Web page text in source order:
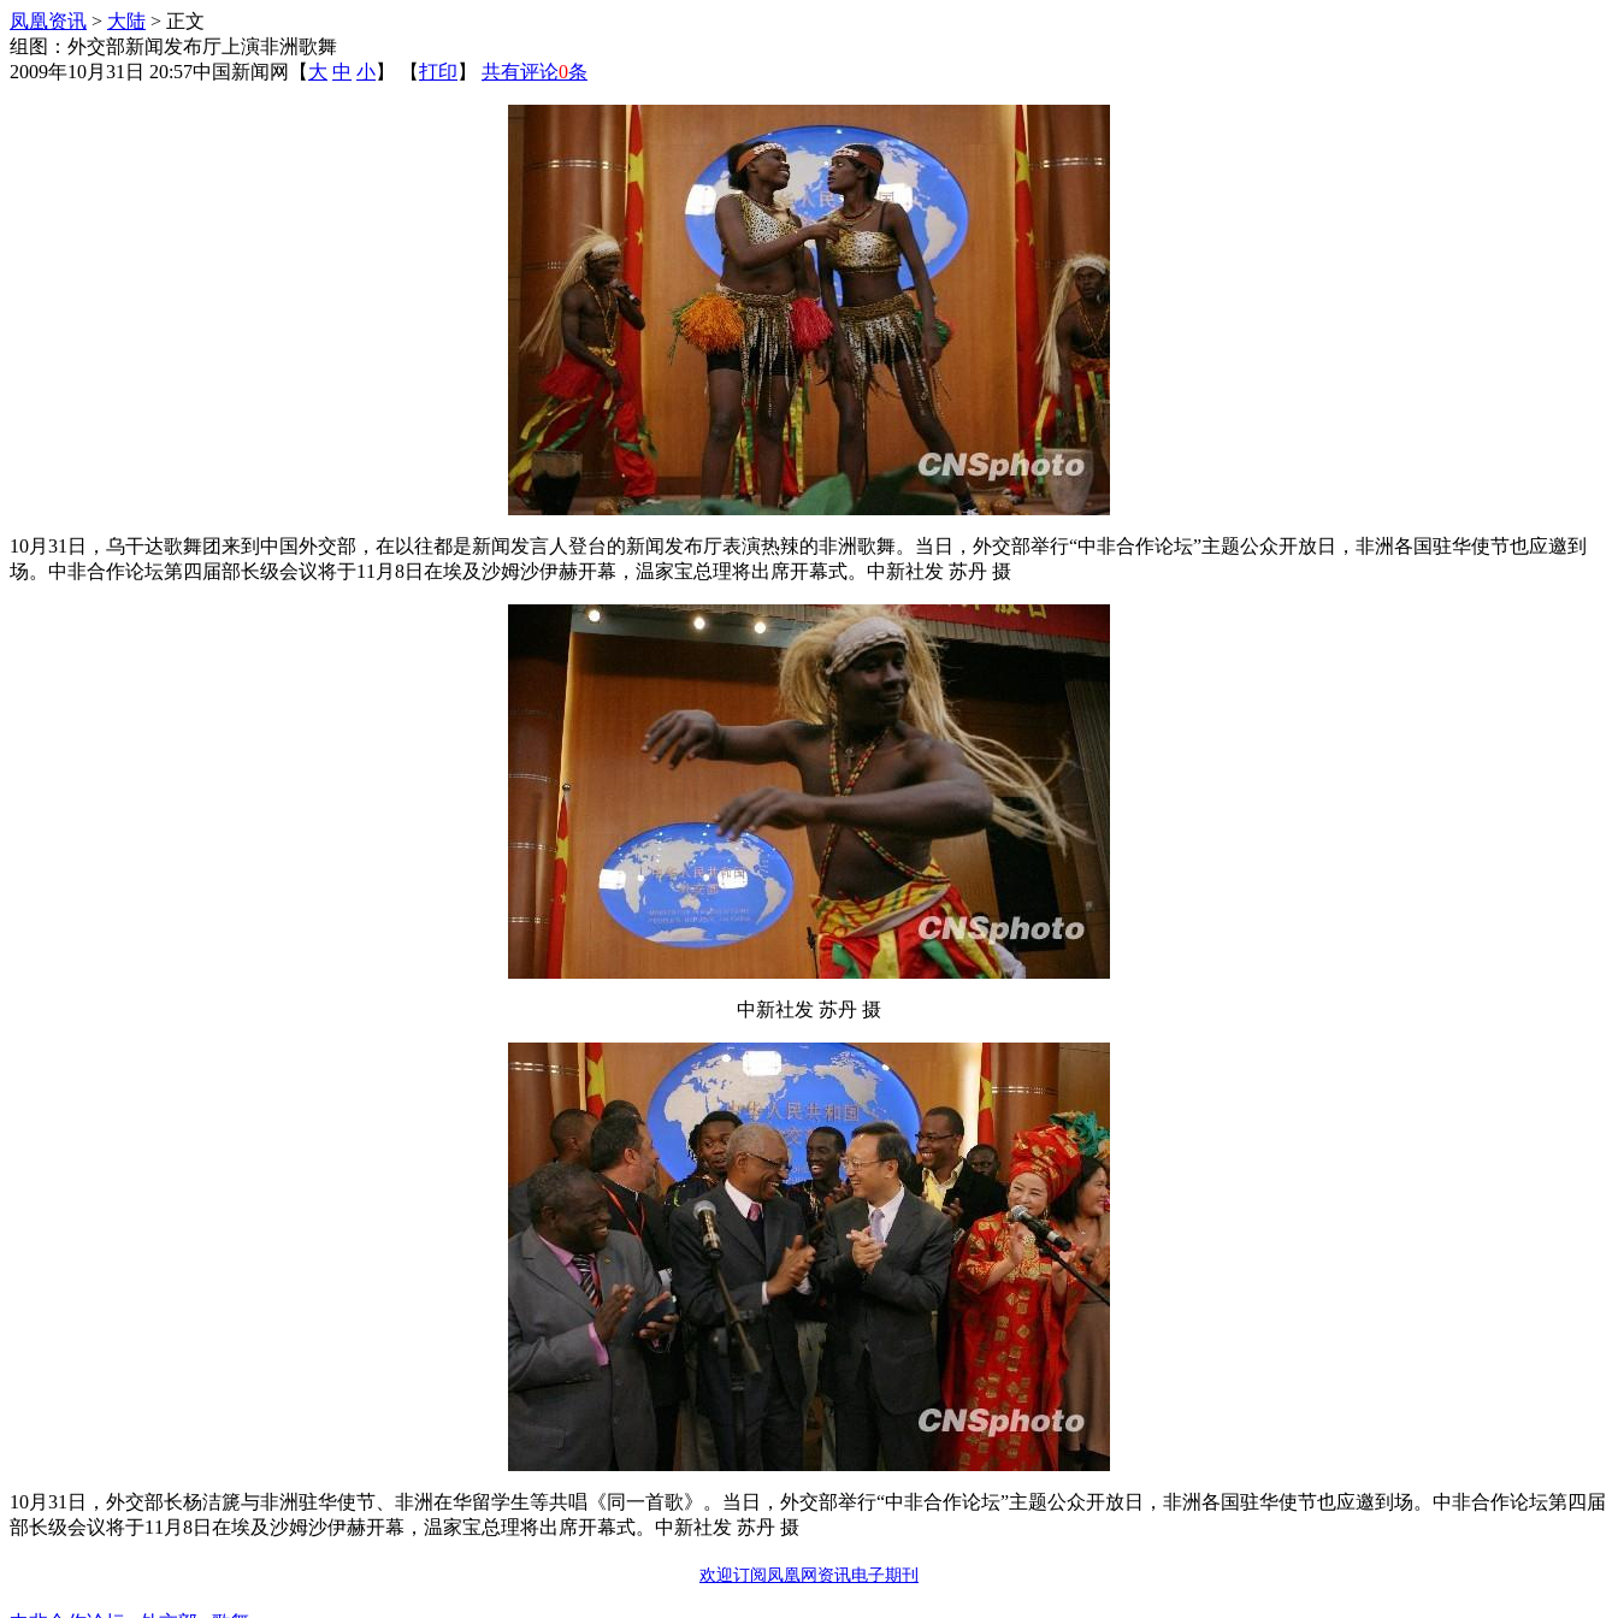
凤凰资讯 > 大陆 > 正文
组图：外交部新闻发布厅上演非洲歌舞
2009年10月31日 20:57中国新闻网 【 大 中 小】 【打印 】 共有评论0条
10月31日，乌干达歌舞团来到中国外交部，在以往都是新闻发言人登台的新闻发布厅表演热辣的非洲歌舞。当日，外交部举行“中非合作论坛”主题公众开放日，非洲各国驻华使节也应邀到
场。中非合作论坛第四届部长级会议将于11月8日在埃及沙姆沙伊赫开幕，温家宝总理将出席开幕式。中新社发 苏丹 摄
中新社发 苏丹 摄
10月31日，外交部长杨洁篪与非洲驻华使节、非洲在华留学生等共唱《同一首歌》。当日，外交部举行“中非合作论坛”主题公众开放日，非洲各国驻华使节也应邀到场。中非合作论坛第四届
部长级会议将于11月8日在埃及沙姆沙伊赫开幕，温家宝总理将出席开幕式。中新社发 苏丹 摄
欢迎订阅凤凰网资讯电子期刊